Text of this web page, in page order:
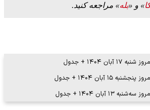
» و «بله» مراجعه کنید.
۱۴۰۴ + جدول
آبان ۱۴۰۴ + جدول
آبان ۱۴۰۴ + جدول